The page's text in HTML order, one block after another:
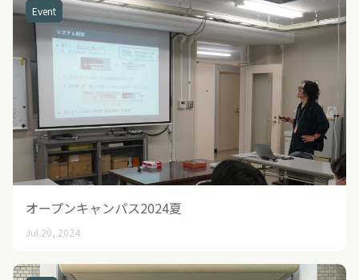
オープンキャンパス2024夏
Jul.20, 2024
Event